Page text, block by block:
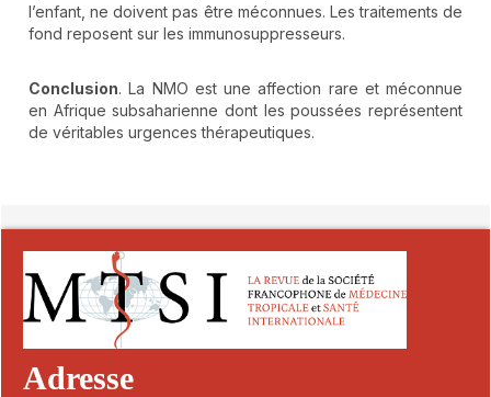
l’enfant, ne doivent pas être méconnues. Les traitements de
fond reposent sur les immunosuppresseurs.
Conclusion. La NMO est une affection rare et méconnue
en Afrique subsaharienne dont les poussées représentent
de véritables urgences thérapeutiques.
Adresse